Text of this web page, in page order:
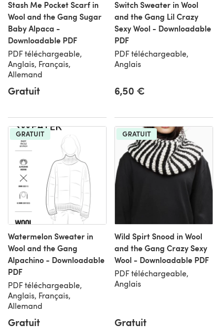
Stash Me Pocket Scarf in
Wool and the Gang Sugar
Baby Alpaca -
Downloadable PDF
PDF téléchargeable,
Anglais, Français,
Allemand
Gratuit
Switch Sweater in Wool
and the Gang Lil Crazy
Sexy Wool - Downloadable
PDF
PDF téléchargeable,
Anglais
6,50 €
GRATUIT
Watermelon Sweater in
Wool and the Gang
Alpachino - Downloadable
PDF
PDF téléchargeable,
Anglais, Français,
Allemand
Gratuit
GRATUIT
Wild Spirt Snood in Wool
and the Gang Crazy Sexy
Wool - Downloadable PDF
PDF téléchargeable,
Anglais
Gratuit